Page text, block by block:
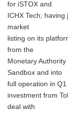
for iSTOX and
ICHX Tech;
market
listing on its
from the
Monetary
Sandbox and into
full operation in
investment from
deal with